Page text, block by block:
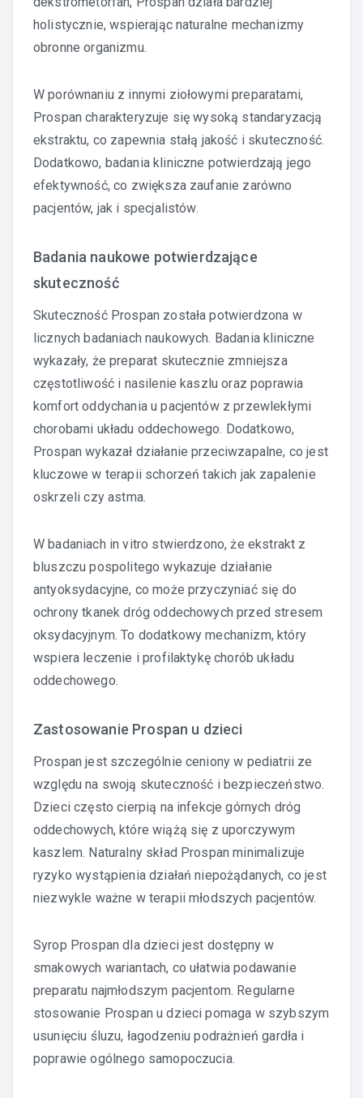
holistycznie, wspierając naturalne mechanizmy
obronne organizmu.
W porównaniu z innymi ziołowymi preparatami,
Prospan charakteryzuje się wysoką standaryzacją
ekstraktu, co zapewnia stałą jakość i skuteczność.
Dodatkowo, badania kliniczne potwierdzają jego
efektywność, co zwiększa zaufanie zarówno
pacjentów, jak i specjalistów.
Badania naukowe potwierdzające
skuteczność
Skuteczność Prospan została potwierdzona w
licznych badaniach naukowych. Badania kliniczne
wykazały, że preparat skutecznie zmniejsza
częstotliwość i nasilenie kaszlu oraz poprawia
komfort oddychania u pacjentów z przewlekłymi
chorobami układu oddechowego. Dodatkowo,
Prospan wykazał działanie przeciwzapalne, co jest
kluczowe w terapii schorzeń takich jak zapalenie
oskrzeli czy astma.
W badaniach in vitro stwierdzono, że ekstrakt z
bluszczu pospolitego wykazuje działanie
antyoksydacyjne, co może przyczyniać się do
ochrony tkanek dróg oddechowych przed stresem
oksydacyjnym. To dodatkowy mechanizm, który
wspiera leczenie i profilaktykę chorób układu
oddechowego.
Zastosowanie Prospan u dzieci
Prospan jest szczególnie ceniony w pediatrii ze
względu na swoją skuteczność i bezpieczeństwo.
Dzieci często cierpią na infekcje górnych dróg
oddechowych, które wiążą się z uporczywym
kaszlem. Naturalny skład Prospan minimalizuje
ryzyko wystąpienia działań niepożądanych, co jest
niezwykle ważne w terapii młodszych pacjentów.
Syrop Prospan dla dzieci jest dostępny w
smakowych wariantach, co ułatwia podawanie
preparatu najmłodszym pacjentom. Regularne
stosowanie Prospan u dzieci pomaga w szybszym
usunięciu śluzu, łagodzeniu podrażnień gardła i
poprawie ogólnego samopoczucia.